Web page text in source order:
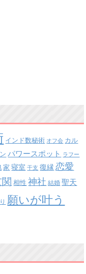
インド数秘術 オフ会 カル
パワースポット ラフー
家 寝室 干支 復縁 恋愛
相性 神社 結婚 聖天
願いが叶う